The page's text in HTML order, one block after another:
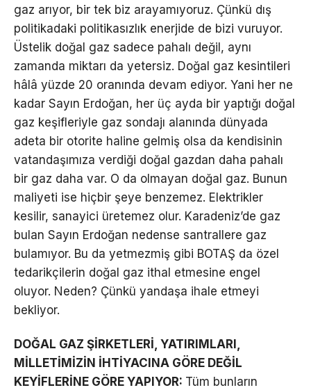
gaz arıyor, bir tek biz arayamıyoruz. Çünkü dış
politikadaki politikasızlık enerjide de bizi vuruyor.
Üstelik doğal gaz sadece pahalı değil, aynı
zamanda miktarı da yetersiz. Doğal gaz kesintileri
hâlâ yüzde 20 oranında devam ediyor. Yani her ne
kadar Sayın Erdoğan, her üç ayda bir yaptığı doğal
gaz keşifleriyle gaz sondajı alanında dünyada
adeta bir otorite haline gelmiş olsa da kendisinin
vatandaşımıza verdiği doğal gazdan daha pahalı
bir gaz daha var. O da olmayan doğal gaz. Bunun
maliyeti ise hiçbir şeye benzemez. Elektrikler
kesilir, sanayici üretemez olur. Karadeniz’de gaz
bulan Sayın Erdoğan nedense santrallere gaz
bulamıyor. Bu da yetmezmiş gibi BOTAŞ da özel
tedarikçilerin doğal gaz ithal etmesine engel
oluyor. Neden? Çünkü yandaşa ihale etmeyi
bekliyor.
DOĞAL GAZ ŞİRKETLERİ, YATIRIMLARI,
MİLLETİMİZİN İHTİYACINA GÖRE DEĞİL
KEYİFLERİNE GÖRE YAPIYOR: Tüm bunların